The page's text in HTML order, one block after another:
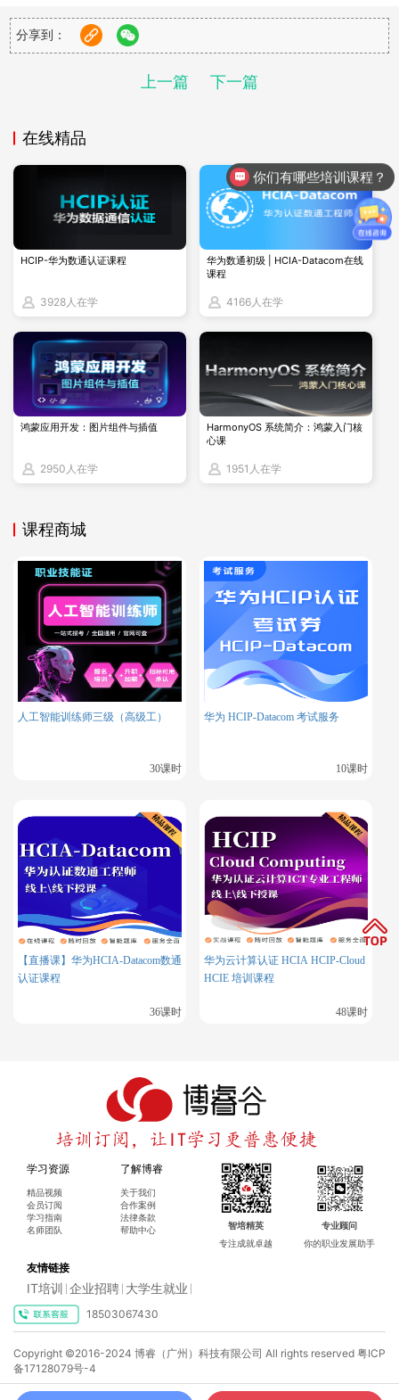
们的区别
假设使用华为云命令行工具（HUAWEI CLOUD CLI）创建一个
简单的虚拟机。
首先需要配置好华为云的认证信息，例如：
安装华为云 CLI 并配置访问密钥（AK 和 SK）：
# 安装华为云CLI（这里简化示例，实际可能因操作系统不同而有
   pip install huaweicloudsdkcore
   # 配置访问密钥
   hccli configure
按照提示输入 AK、SK、区域（Region）等信息。
红帽：
装和配置好 OpenStack 客户端（openstack命令行工具）并
用户名、密码、项目名称、认证端点等）。
创建虚拟机示例代码：
   # 创建虚拟机
openstack server create --flavor m1.small --
这里，openstack是命令行工具，server create用于创建服务
密钥对名称（用于 SSH 访问），--network是连接的网络名称
请注意，以上代码只是简单示例，实际的云计算操作在代码层
面会更加复杂，涉及到更多的资源管理、安全配置、网络设置
等方面的操作，并且华为云也提供多种编程接口（如 API）来
进行更复杂的开发，红帽的 OpenStack 环境也可以通过多种
方式进行定制和扩展。
分享到：
上一篇 下一篇
在线精品
HCIP-华为数通认证课程
3928人在学
华为数通初级 | HCIA-Datacom在线
课程
4166人在学
鸿蒙应用开发：图片组件与插值
2950人在学
HarmonyOS 系统简介：鸿蒙入门核
心课
1951人在学
课程商城
人工智能训练师三级（高级工）
30课时
华为 HCIP-Datacom 考试服务
10课时
【直播课】华为HCIA-Datacom数通
认证课程
36课时
华为云计算认证 HCIA HCIP-Cloud
HCIE 培训课程
48课时
学习资源
精品视频
会员订阅
学习指南
名师团队
了解博睿
关于我们
合作案例
法律条款
帮助中心
智培精英
专注成就卓越
专业顾问
你的职业发展助手
友情链接
IT培训 企业招聘 大学生就业
18503067430
Copyright ©2016-2024 博睿（广州）科技有限公司 All rights reserved 粤ICP
备17128079号-4
你们有哪些培训课程？